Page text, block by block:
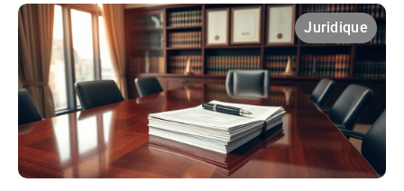
Juridique